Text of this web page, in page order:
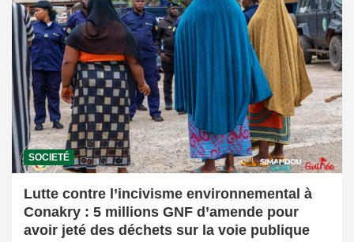
SOCIETÉ
Lutte contre l’incivisme environnemental à
Conakry : 5 millions GNF d’amende pour
avoir jeté des déchets sur la voie publique